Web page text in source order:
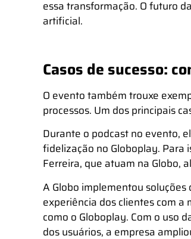
essa transformação. O futuro
artificial.
Casos de sucesso:
O evento também trouxe
processos. Um dos principais
Durante o podcast no evento,
fidelização no Globoplay. Para
Ferreira, que atuam na Globo,
A Globo implementou
experiência dos clientes com a
como o Globoplay. Com o uso
dos usuários, a empresa